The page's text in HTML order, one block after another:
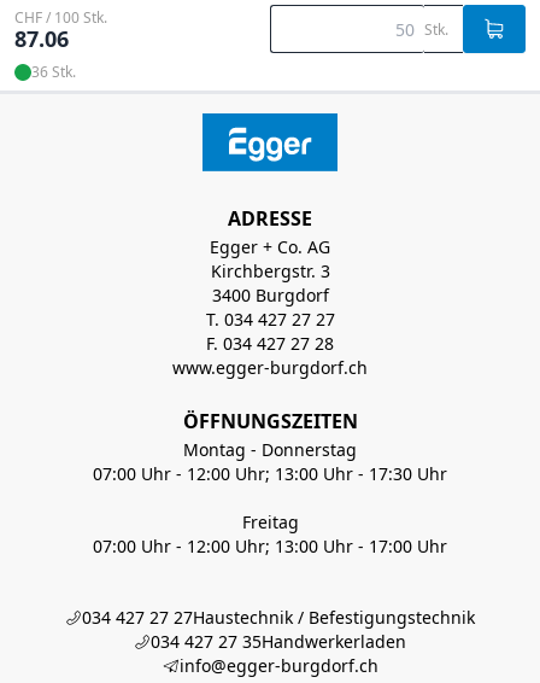
CHF / 100 Stk.
87.06 Stk.
36 Stk.
ADRESSE
Egger + Co. AG
Kirchbergstr. 3
3400 Burgdorf
T. 034 427 27 27
F. 034 427 27 28
www.egger-burgdorf.ch
ÖFFNUNGSZEITEN
Montag - Donnerstag
07:00 Uhr - 12:00 Uhr; 13:00 Uhr - 17:30 Uhr
Freitag
07:00 Uhr - 12:00 Uhr; 13:00 Uhr - 17:00 Uhr
034 427 27 27Haustechnik / Befestigungstechnik
034 427 27 35Handwerkerladen
info@egger-burgdorf.ch